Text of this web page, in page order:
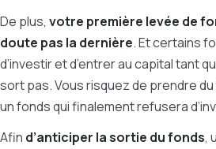
De plus, votre première levée de
doute pas la dernière. Et certains
d’investir et d’entrer au capital tant
sort pas. Vous risquez de prendre
un fonds qui finalement refusera
Afin d’anticiper la sortie du fonds,